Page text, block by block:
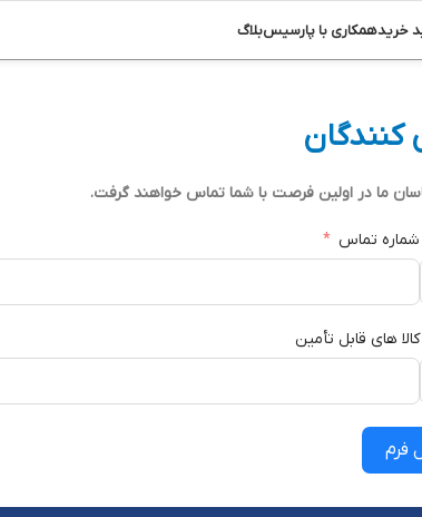
خریدهمکاری با پارسیسبلاگ
کنندگان
ما در اولین فرصت با شما تماس خواهند گرفت.
شماره تماس
کالا های قابل تأمین
فرم